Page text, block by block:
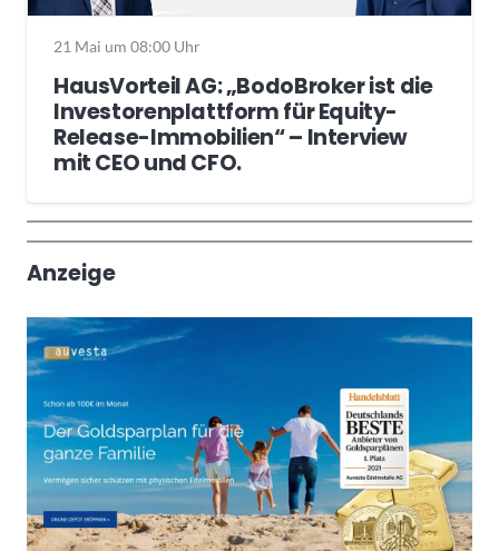
21 Mai um 08:00 Uhr
HausVorteil AG: „BodoBroker ist die
Investorenplattform für Equity-
Release-Immobilien“ – Interview
mit CEO und CFO.
Wochenrückblick
Trendthemen
Anzeige